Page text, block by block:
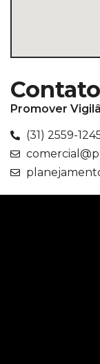
Promover
(31) 2559-